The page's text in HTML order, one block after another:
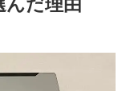
んだ理由